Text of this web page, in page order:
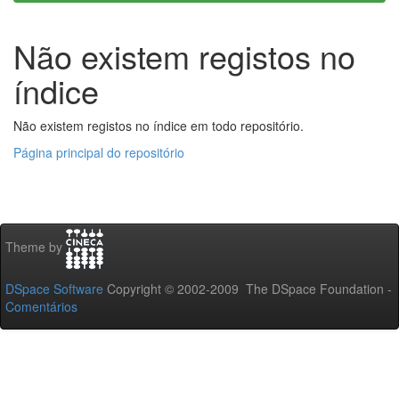
Não existem registos no
índice
Não existem registos no índice em todo repositório.
Página principal do repositório
Theme by
DSpace Software Copyright © 2002-2009 The DSpace Foundation -
Comentários